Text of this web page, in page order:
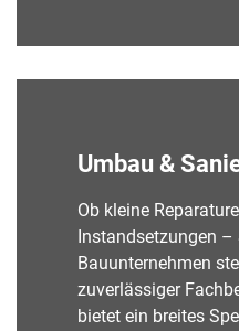
Umbau &
Ob kleine
Instandsetzungen
Bauunternehmen
zuverlässiger
bietet ein breites